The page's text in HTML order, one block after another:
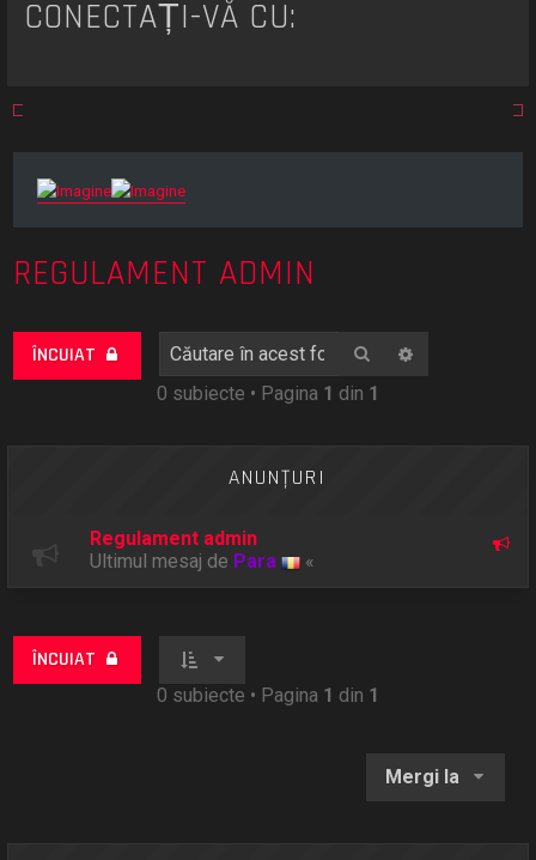
CONECTAȚI-VĂ CU:
REGULAMENT ADMIN
ÎNCUIAT Căutare
0 subiecte • Pagina 1 din 1
ANUNŢURI
Regulament admin
Ultimul mesaj de Para «
ÎNCUIAT
0 subiecte • Pagina 1 din 1
Mergi la